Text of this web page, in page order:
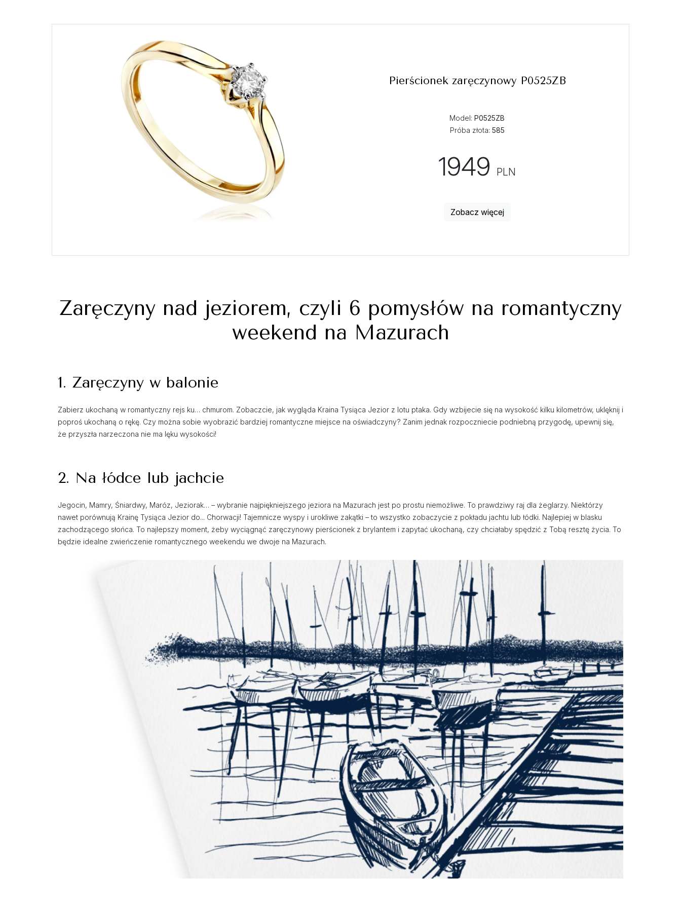
Pierścionek zaręczynowy P0525ZB
Model: P0525ZB
Próba złota: 585
1949 PLN
Zobacz więcej
Zaręczyny nad jeziorem, czyli 6 pomysłów na romantyczny
weekend na Mazurach
1. Zaręczyny w balonie
Zabierz ukochaną w romantyczny rejs ku… chmurom. Zobaczcie, jak wygląda Kraina Tysiąca Jezior z lotu ptaka. Gdy wzbijecie się na wysokość kilku kilometrów, uklęknij i
poproś ukochaną o rękę. Czy można sobie wyobrazić bardziej romantyczne miejsce na oświadczyny? Zanim jednak rozpoczniecie podniebną przygodę, upewnij się,
że przyszła narzeczona nie ma lęku wysokości!
2. Na łódce lub jachcie
Jegocin, Mamry, Śniardwy, Maróz, Jeziorak… – wybranie najpiękniejszego jeziora na Mazurach jest po prostu niemożliwe. To prawdziwy raj dla żeglarzy. Niektórzy
nawet porównują Krainę Tysiąca Jezior do... Chorwacji! Tajemnicze wyspy i urokliwe zakątki – to wszystko zobaczycie z pokładu jachtu lub łódki. Najlepiej w blasku
zachodzącego słońca. To najlepszy moment, żeby wyciągnąć zaręczynowy pierścionek z brylantem i zapytać ukochaną, czy chciałaby spędzić z Tobą resztę życia. To
będzie idealne zwieńczenie romantycznego weekendu we dwoje na Mazurach.